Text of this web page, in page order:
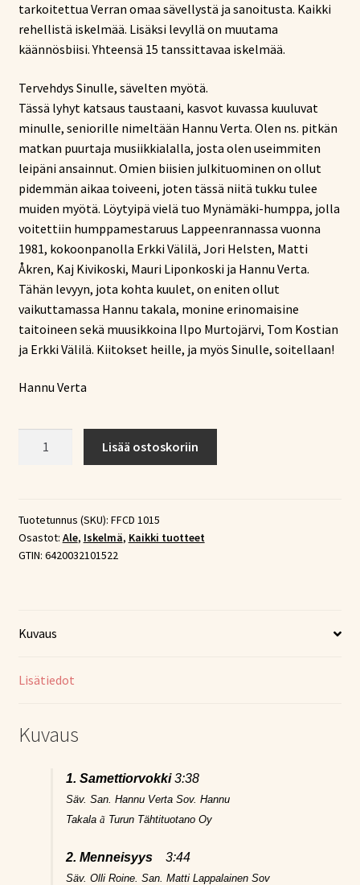
tarkoitettua Verran omaa sävellystä ja sanoitusta. Kaikki
rehellistä iskelmää. Lisäksi levyllä on muutama
käännösbiisi. Yhteensä 15 tanssittavaa iskelmää.
Tervehdys Sinulle, sävelten myötä.
Tässä lyhyt katsaus taustaani, kasvot kuvassa kuuluvat
minulle, seniorille nimeltään Hannu Verta. Olen ns. pitkän
matkan puurtaja musiikkialalla, josta olen useimmiten
leipäni ansainnut. Omien biisien julkituominen on ollut
pidemmän aikaa toiveeni, joten tässä niitä tukku tulee
muiden myötä. Löytyipä vielä tuo Mynämäki-humppa, jolla
voitettiin humppamestaruus Lappeenrannassa vuonna
1981, kokoonpanolla Erkki Välilä, Jori Helsten, Matti
Åkren, Kaj Kivikoski, Mauri Liponkoski ja Hannu Verta.
Tähän levyyn, jota kohta kuulet, on eniten ollut
vaikuttamassa Hannu takala, monine erinomaisine
taitoineen sekä muusikkoina Ilpo Murtojärvi, Tom Kostian
ja Erkki Välilä. Kiitokset heille, ja myös Sinulle, soitellaan!
Hannu Verta
(CD)
määrä
Lisää ostoskoriin
Tuotetunnus (SKU): FFCD 1015
Osastot: Ale, Iskelmä, Kaikki tuotteet
GTIN: 6420032101522
Kuvaus
Lisätiedot
Kuvaus
1. Samettiorvokki3:38
Säv. San. Hannu Verta Sov. Hannu
Takala ãTurun Tähtituotano Oy
2. Menneisyys 3:44
Säv. Olli Roine. San. Matti Lappalainen Sov